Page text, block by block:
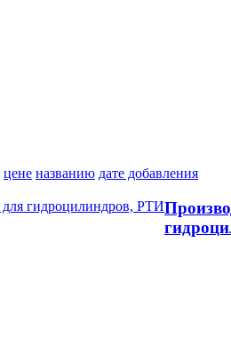
цене названию дате добавления